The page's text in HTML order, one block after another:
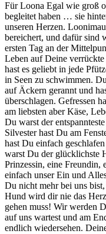
Für Loona Egal wie groß
begleitet haben … sie
unseren Herzen.
bereichert, und dafür sind
ersten Tag an der
Leben auf Deine
hast es geliebt in jede
in Seen zu schwimmen.
auf Äckern gerannt und
überschlagen. Gefressen
am liebsten aber Käse,
Du warst der
Silvester hast Du am
hast Du einfach
warst Du der glücklichste
Prinzessin, eine Freundin,
einfach unser Ein und
Du nicht mehr bei uns
Hund wird dir nie das
gehen muss! Wir werden
auf uns wartest und am
endlich wiedersehen.